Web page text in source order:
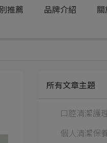
推薦 品牌介紹
所有文章主題
口腔清潔護
個人清潔保